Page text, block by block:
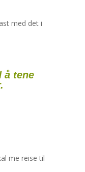
med det i
å tene
me reise til